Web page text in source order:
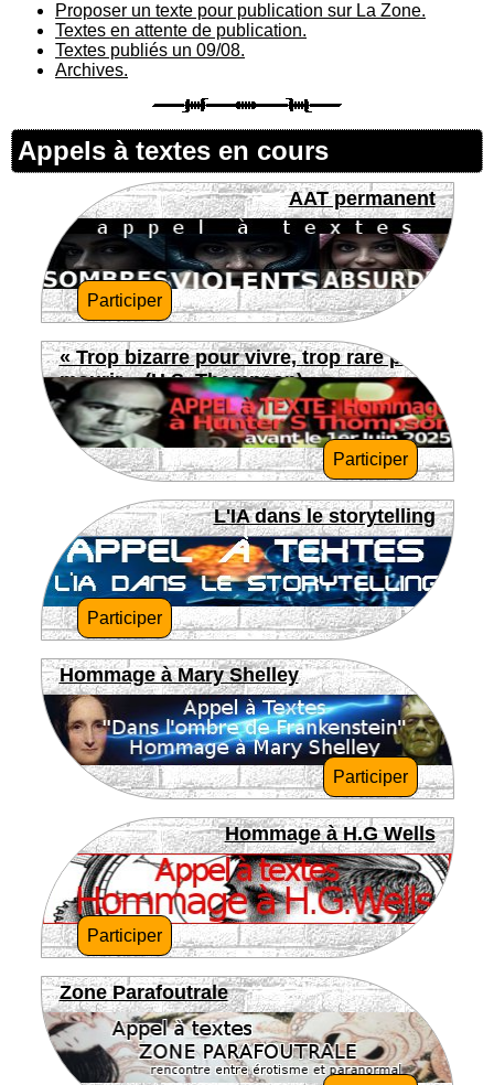
Proposer un texte pour publication sur La Zone.
Textes en attente de publication.
Textes publiés un 09/08.
Archives.
Appels à textes en cours
AAT permanent
Participer
« Trop bizarre pour vivre, trop rare pour
mourir » (H.S. Thompson)
Participer
L'IA dans le storytelling
Participer
Hommage à Mary Shelley
Participer
Hommage à H.G Wells
Participer
Zone Parafoutrale